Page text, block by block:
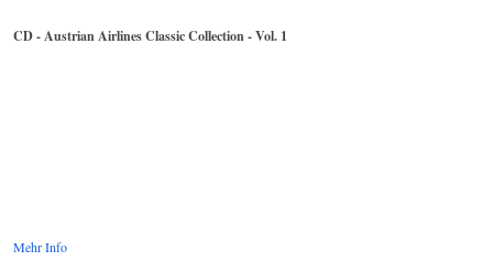
CD - Austrian Airlines Classic Collection - Vol. 1
Mehr Info